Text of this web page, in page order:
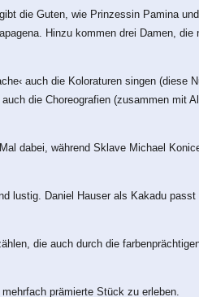
die Guten, wie Prinzessin Pamina
Hinzu kommen drei Damen,
auch die Koloraturen singen (diese
die Choreografien (zusammen mit
dabei, während Sklave Michael
lustig. Daniel Hauser als Kakadu passt
die auch durch die
prämierte Stück zu erleben.